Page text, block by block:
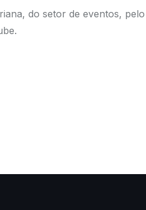
do setor de eventos,